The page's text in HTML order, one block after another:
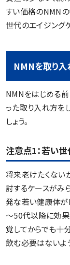
すい価格のNMNの
世代のエイジング
NMNを取り
NMNをはじめる前
った取り入れ方を
しょう。
注意点1：若い
将来老けたくない
討するケースがみ
発な若い健康体が
～50代以降に効果
覚してからでも十
飲む必要はないよ